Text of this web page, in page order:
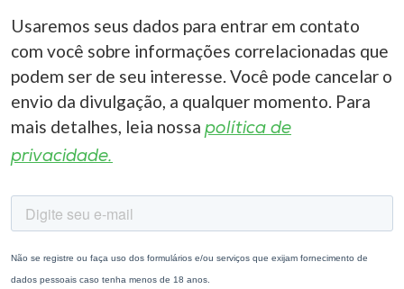
Usaremos seus dados para entrar em contato
com você sobre informações correlacionadas que
podem ser de seu interesse. Você pode cancelar o
envio da divulgação, a qualquer momento. Para
mais detalhes, leia nossa política de
privacidade.